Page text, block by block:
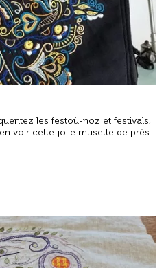
les festoù-noz et festivals,
voir cette jolie musette de près.